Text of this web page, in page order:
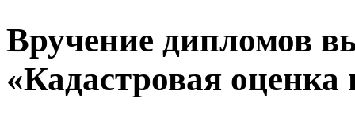
Вручение дипломов
«Кадастровая